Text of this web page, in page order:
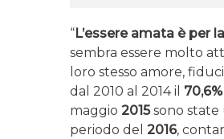
“ L’essere amata è per
sembra essere molto
loro stesso amore,
dal 2010 al 2014 il 70,6%
maggio 2015sono state
periodo del 2016,